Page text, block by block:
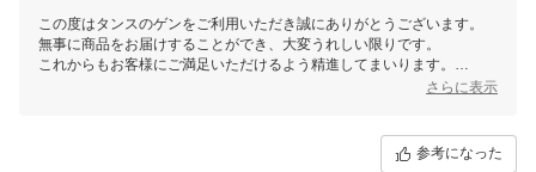
すのこが太紐で繋がっていて、それがネジ穴にもかかっていたの
で手の力だとしっかり絞めるの大変かな？男性の力なら問題ない
と思います。
厚めのマットレスを乗せても安定感があり、気に入っています。
この度はタンスのゲンをご利用いただき誠にありがとうございます。
無事に商品をお届けすることができ、大変うれしい限りです。
これからもお客様にご満足いただけるよう精進してまいります。
また機会がございましたらタンスのゲンを宜しくお願いします。さらに表示
参考になった